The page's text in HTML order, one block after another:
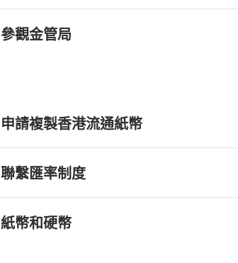
參觀金管局
申請複製香港流通紙幣
聯繫匯率制度
紙幣和硬幣